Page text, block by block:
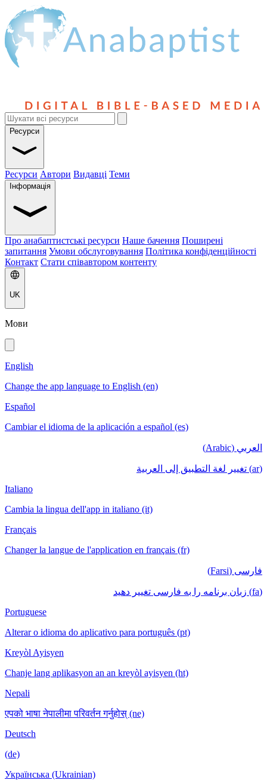
Ресурси
Ресурси Автори Видавці Теми
Інформація
Про анабаптистські ресурси Наше бачення Поширені
запитання Умови обслуговування Політика конфіденційності
Контакт Стати співавтором контенту
UK
Мови
English
Change the app language to English (en)
Español
Cambiar el idioma de la aplicación a español (es)
العربي (Arabic)
(ar) تغيير لغة التطبيق إلى العربية
Italiano
Cambia la lingua dell'app in italiano (it)
Français
Changer la langue de l'application en français (fr)
فارسی (Farsi)
(fa) زبان برنامه را به فارسی تغییر دهید
Portuguese
Alterar o idioma do aplicativo para português (pt)
Kreyòl Ayisyen
Chanje lang aplikasyon an an kreyòl ayisyen (ht)
Nepali
एपको भाषा नेपालीमा परिवर्तन गर्नुहोस् (ne)
Deutsch
(de)
Українська (Ukrainian)